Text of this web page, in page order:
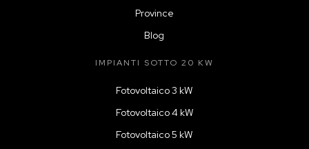
Province
Blog
IMPIANTI SOTTO 20 KW
Fotovoltaico 3 kW
Fotovoltaico 4 kW
Fotovoltaico 5 kW